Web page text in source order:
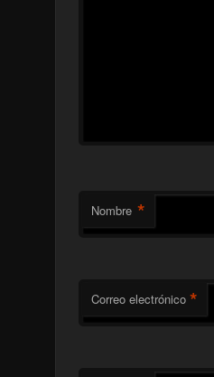
Nombre *
Correo electrónico *